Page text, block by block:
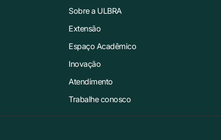
Sobre a ULBRA
Extensão
Espaço Acadêmico
Inovação
Atendimento
Trabalhe conosco